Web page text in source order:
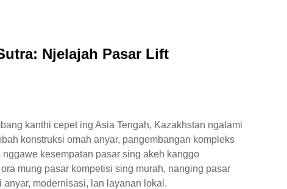
Njelajah Pasar Lift
kanthi cepet ing Asia Tengah, Kazakhstan ngalami
konstruksi omah anyar, pangembangan kompleks
kesempatan pasar sing akeh kanggo
mung pasar kompetisi sing murah, nanging pasar
modernisasi, lan layanan lokal.